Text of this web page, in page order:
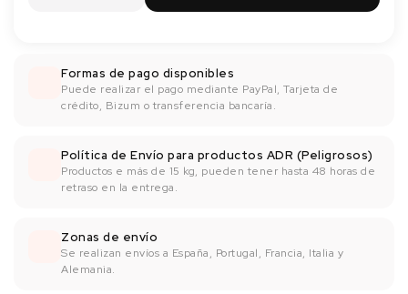
Formas de pago disponibles
Puede realizar el pago mediante PayPal, Tarjeta de
crédito, Bizum o transferencia bancaría.
Política de Envío para productos ADR (Peligrosos)
Productos e más de 15 kg, pueden tener hasta 48 horas de
retraso en la entrega.
Zonas de envío
Se realizan envíos a España, Portugal, Francia, Italia y
Alemania.